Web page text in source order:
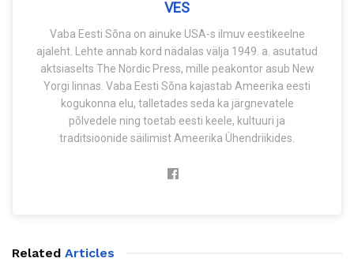
VES
Vaba Eesti Sõna on ainuke USA-s ilmuv eestikeelne
ajaleht. Lehte annab kord nädalas välja 1949. a. asutatud
aktsiaselts The Nordic Press, mille peakontor asub New
Yorgi linnas. Vaba Eesti Sõna kajastab Ameerika eesti
kogukonna elu, talletades seda ka järgnevatele
põlvedele ning toetab eesti keele, kultuuri ja
traditsioonide säilimist Ameerika Ühendriikides.
Related Articles